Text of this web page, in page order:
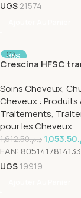
UGS 21574
-35%
Crescina HFSC
Chute 20*3.5ml
Soins Cheveux,
Cheveux : Produits
Traitements,
pour les Cheveux
د.م.1,612.50
1,053.50
EAN: 8051417814133
UGS 19919